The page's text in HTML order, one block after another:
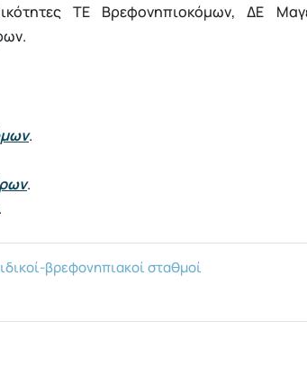
ΤΕ Βρεφονηπιοκόμων, ΔΕ
.
.
βρεφονηπιακοί σταθμοί